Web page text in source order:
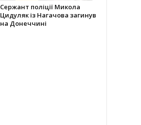
Сержант поліції Микола
Цидуляк із Нагачова загинув
на Донеччині